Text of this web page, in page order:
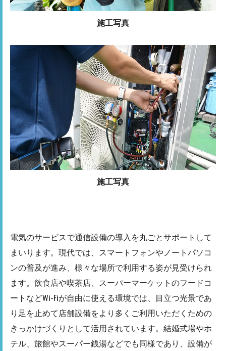
施工写真
施工写真
電気のサービスで通信設備の導入を丸ごとサポートして
まいります。現代では、スマートフォンやノートパソコ
ンの普及が進み、様々な場所で利用する姿が見受けられ
ます。飲食店や喫茶店、スーパーマーケットのフードコ
ートなどWi-Fiが自由に使える環境では、目立つ光景であ
り足を止めて店舗設備をより多くご利用いただくための
きっかけづくりとして活用されています。結婚式場やホ
テル、旅館やスーパー銭湯などでも同様であり、設備が